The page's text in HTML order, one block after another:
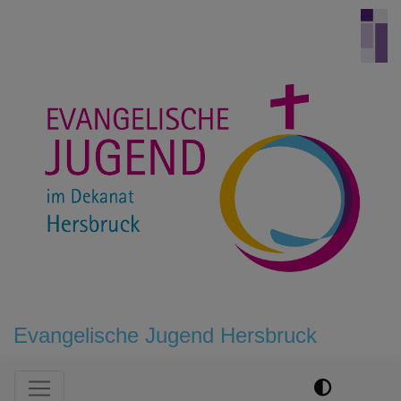
Evangelische Jugend Hersbruck
Hauptnavigation